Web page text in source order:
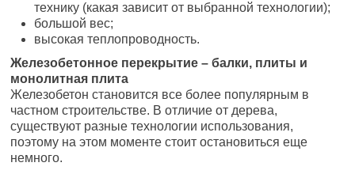
технику (какая зависит от выбранной технологии);
большой вес;
высокая теплопроводность.
Железобетонное перекрытие – балки, плиты и
монолитная плита
Железобетон становится все более популярным в
частном строительстве. В отличие от дерева,
существуют разные технологии использования,
поэтому на этом моменте стоит остановиться еще
немного.